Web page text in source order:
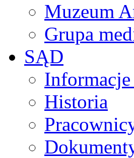
Muzeum
Grupa
SĄD
Historia